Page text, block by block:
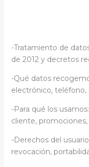
-Tratamiento de
de 2012 y decretos
-Qué datos
electrónico, teléfono,
-Para qué los
cliente, promociones,
-Derechos del
revocación,